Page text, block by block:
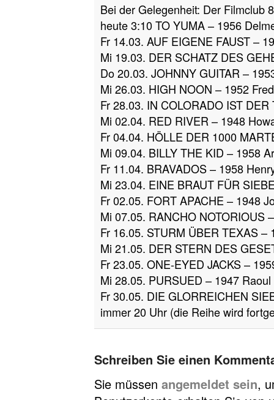
Bei der Gelegenheit: Der Filmclub
heute 3:10 TO YUMA – 1956
Fr 14.03. AUF EIGENE FAUST –
Mi 19.03. DER SCHATZ DES
Do 20.03. JOHNNY GUITAR –
Mi 26.03. HIGH NOON – 1952
Fr 28.03. IN COLORADO IST
Mi 02.04. RED RIVER – 1948
Fr 04.04. HÖLLE DER 1000
Mi 09.04. BILLY THE KID – 1958
Fr 11.04. BRAVADOS – 1958
Mi 23.04. EINE BRAUT FÜR
Fr 02.05. FORT APACHE – 1948
Mi 07.05. RANCHO NOTORIOUS
Fr 16.05. STURM ÜBER TEXAS –
Mi 21.05. DER STERN DES
Fr 23.05. ONE-EYED JACKS –
Mi 28.05. PURSUED – 1947 Raoul
Fr 30.05. DIE GLORREICHEN
immer 20 Uhr (die Reihe wird
Schreiben Sie einen
Sie müssen angemeldet sein,